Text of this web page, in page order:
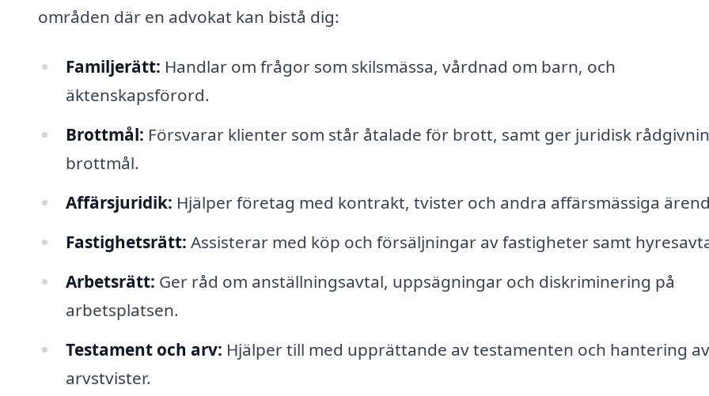
områden där en advokat kan bistå dig:
Familjerätt: Handlar om frågor som skilsmässa, vårdnad om barn, och
äktenskapsförord.
Brottmål: Försvarar klienter som står åtalade för brott, samt ger juridisk
brottmål.
Affärsjuridik: Hjälper företag med kontrakt, tvister och andra affärsmässiga
Fastighetsrätt: Assisterar med köp och försäljningar av fastigheter samt
Arbetsrätt: Ger råd om anställningsavtal, uppsägningar och diskriminering på
arbetsplatsen.
Testament och arv: Hjälper till med upprättande av testamenten och hantering av
arvstvister.